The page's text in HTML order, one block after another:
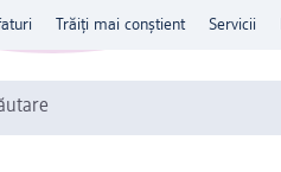
Trăiți mai conștient Servicii